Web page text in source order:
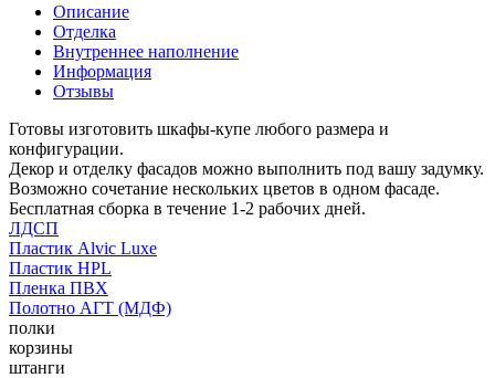
Описание
Отделка
Внутреннее наполнение
Информация
Отзывы
Готовы изготовить шкафы-купе любого размера и
конфигурации.
Декор и отделку фасадов можно выполнить под вашу задумку.
Возможно сочетание нескольких цветов в одном фасаде.
Бесплатная сборка в течение 1-2 рабочих дней.
ЛДСП
Пластик Alvic Luxe
Пластик HPL
Пленка ПВХ
Полотно АГТ (МДФ)
полки
корзины
штанги